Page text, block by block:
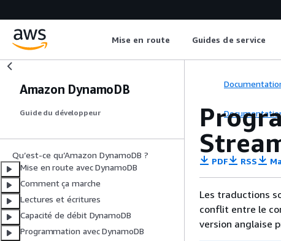
Mise en route Guides de service
Amazon DynamoDB
Guide du développeur
Qu’est-ce qu’Amazon DynamoDB ?
Mise en route avec DynamoDB
Comment ça marche
Lectures et écritures
Capacité de débit DynamoDB
Programmation avec DynamoDB
PDF RSS
Les traductions
conflit entre le
version anglaise